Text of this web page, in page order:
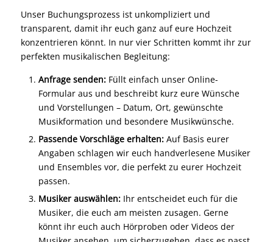
Unser Buchungsprozess ist unkompliziert und
transparent, damit ihr euch ganz auf eure Hochzeit
konzentrieren könnt. In nur vier Schritten kommt ihr zur
perfekten musikalischen Begleitung:
Anfrage senden:Füllt einfach unser Online-
Formular aus und beschreibt kurz eure Wünsche
und Vorstellungen – Datum, Ort, gewünschte
Musikformation und besondere Musikwünsche.
Passende Vorschläge erhalten:Auf Basis eurer
Angaben schlagen wir euch handverlesene Musiker
und Ensembles vor, die perfekt zu eurer Hochzeit
passen.
Musiker auswählen:Ihr entscheidet euch für die
Musiker, die euch am meisten zusagen. Gerne
könnt ihr euch auch Hörproben oder Videos der